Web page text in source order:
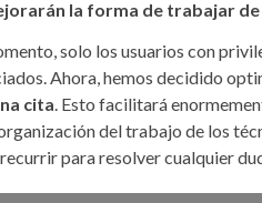
la forma de trabajar
solo los usuarios con
Ahora, hemos decidido
cita . Esto facilitará
del trabajo de los
para resolver cualquier